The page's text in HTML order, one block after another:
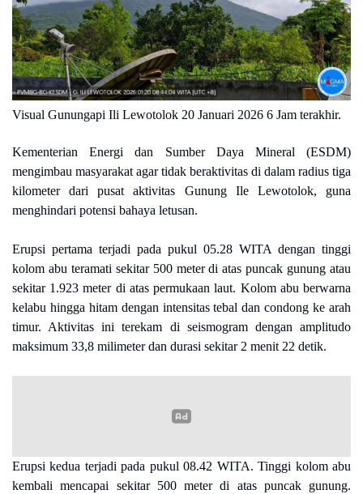
Visual Gunungapi Ili Lewotolok 20 Januari 2026 6 Jam terakhir.
Kementerian Energi dan Sumber Daya Mineral (ESDM)
mengimbau masyarakat agar tidak beraktivitas di dalam radius tiga
kilometer dari pusat aktivitas Gunung Ile Lewotolok, guna
menghindari potensi bahaya letusan.
Erupsi pertama terjadi pada pukul 05.28 WITA dengan tinggi
kolom abu teramati sekitar 500 meter di atas puncak gunung atau
sekitar 1.923 meter di atas permukaan laut. Kolom abu berwarna
kelabu hingga hitam dengan intensitas tebal dan condong ke arah
timur. Aktivitas ini terekam di seismogram dengan amplitudo
maksimum 33,8 milimeter dan durasi sekitar 2 menit 22 detik.
Erupsi kedua terjadi pada pukul 08.42 WITA. Tinggi kolom abu
kembali mencapai sekitar 500 meter di atas puncak gunung.